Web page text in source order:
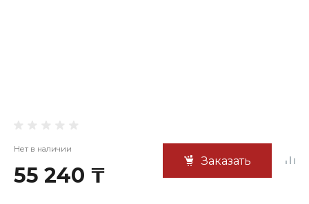
Нет в наличии
55 240 ₸
Заказать